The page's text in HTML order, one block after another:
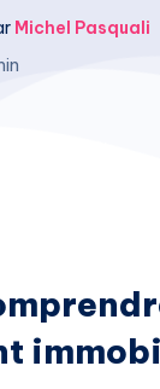
Michel Pasquali